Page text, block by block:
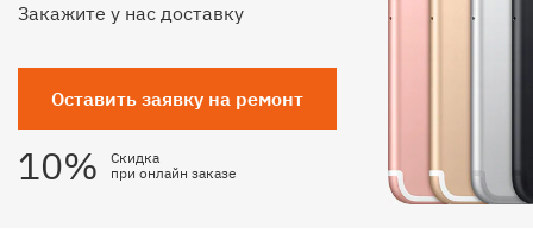
Закажите у нас доставку
Оставить заявку на ремонт
10%
Скидка
при онлайн заказе